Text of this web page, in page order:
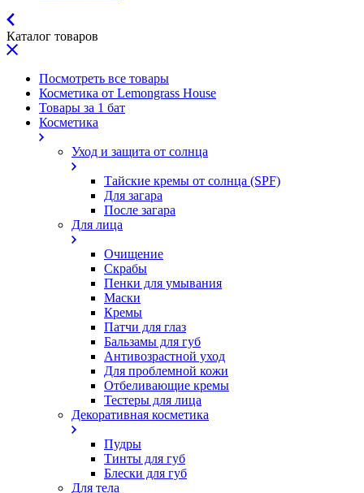
Каталог товаров
Посмотреть все товары
Косметика от Lemongrass House
Товары за 1 бат
Косметика
Уход и защита от солнца
Тайские кремы от солнца (SPF)
Для загара
После загара
Для лица
Очищение
Скрабы
Пенки для умывания
Маски
Кремы
Патчи для глаз
Бальзамы для губ
Антивозрастной уход
Для проблемной кожи
Oтбеливающие кремы
Тестеры для лица
Декоративная косметика
Пудры
Тинты для губ
Блески для губ
Для тела